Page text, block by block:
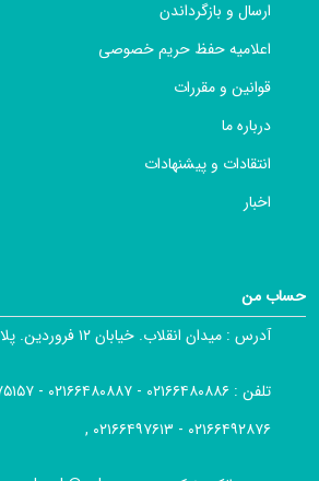
ارسال و بازگرداندن
اعلامیه حفظ حریم خصوصی
قوانین و مقررات
درباره ما
انتقادات و پیشنهادات
اخبار
حساب من
آدرس : میدان انقلاب. خیابان ۱۲ فروردین. پلاک ۳۱۶
تلفن :
۰۲۱۶۶۴۹۲۸۷۶ - ۰۲۱۶۶۴۹۷۶۱۳ ,